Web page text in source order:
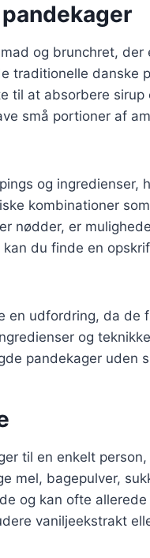
og brunchret, der
traditionelle danske
til at absorbere sirup
små portioner af
og ingredienser,
kombinationer
nødder, er
du finde en
en udfordring, da de
og
pandekager uden
til en enkelt
mel, bagepulver,
og kan ofte
vaniljeekstrakt